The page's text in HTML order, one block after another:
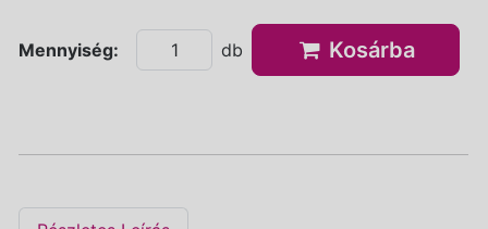
Mennyiség: db Kosárba